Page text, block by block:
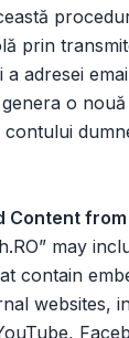
prin
a adresei
o
contului
Content
may
contain
websites,